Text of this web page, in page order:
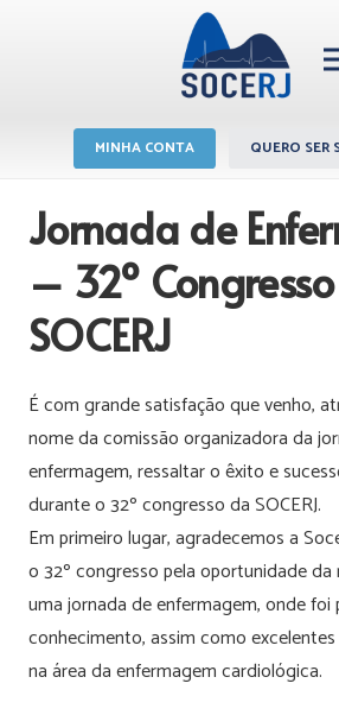
MINHA CONTA QUERO SER
Jornada de
– 32º
SOCERJ
É com grande satisfação que venho,
nome da comissão organizadora da
enfermagem, ressaltar o êxito e
durante o 32º congresso da SOCERJ.
Em primeiro lugar, agradecemos a
o 32º congresso pela oportunidade da
uma jornada de enfermagem, onde foi
conhecimento, assim como
na área da enfermagem cardiológica.